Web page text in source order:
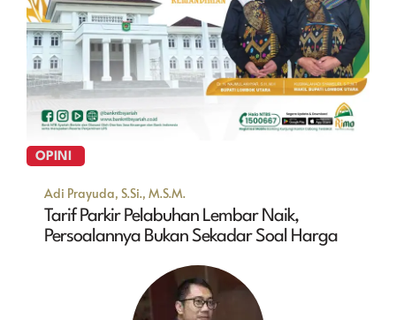
OPINI
Adi Prayuda, S.Si., M.S.M.
Tarif Parkir Pelabuhan Lembar Naik,
Persoalannya Bukan Sekadar Soal Harga